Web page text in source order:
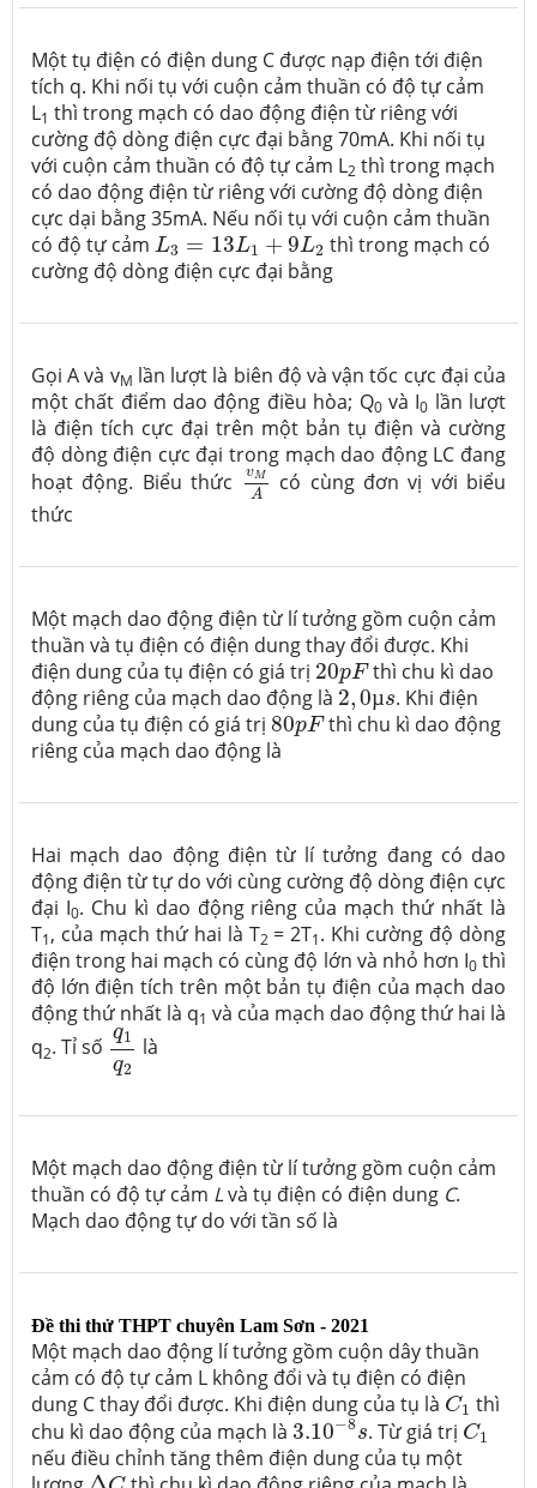
Một tụ điện có điện dung C được nạp điện tới điện
tích q. Khi nối tụ với cuộn cảm thuần có độ tự cảm
L1 thì trong mạch có dao động điện từ riêng với
cường độ dòng điện cực đại bằng 70mA. Khi nối tụ
với cuộn cảm thuần có độ tự cảm L2 thì trong mạch
có dao động điện từ riêng với cường độ dòng điện
cực dại bằng 35mA. Nếu nối tụ với cuộn cảm thuần
có độ tự cảm L3 = 13L1 + 9L2
L3=13L1+9L2
thì trong mạch có
cường độ dòng điện cực đại bằng
Gọi A và vM lần lượt là biên độ và vận tốc cực đại của
một chất điểm dao động điều hòa; Q0và I0 lần lượt
là điện tích cực đại trên một bản tụ điện và cường
độ dòng điện cực đại trong mạch dao động LC đang
hoạt động. Biểu thức
vM
A
vMAcó cùng đơn vị với biểu
thức
Một mạch dao động điện từ lí tưởng gồm cuộn cảm
thuần và tụ điện có điện dung thay đổi được. Khi
điện dung của tụ điện có giá trị 20pF
20pFthì chu kì dao
động riêng của mạch dao động là 2,0µs
2,0µs. Khi điện
dung của tụ điện có giá trị 80pF
80pFthì chu kì dao động
riêng của mạch dao động là
Hai mạch dao động điện từ lí tưởng đang có dao
động điện từ tự do với cùng cường độ dòng điện cực
đại I0. Chu kì dao động riêng của mạch thứ nhất là
T1, của mạch thứ hai là T2 = 2T1. Khi cường độ dòng
điện trong hai mạch có cùng độ lớn và nhỏ hơn I0thì
độ lớn điện tích trên một bản tụ điện của mạch dao
động thứ nhất là q1 và của mạch dao động thứ hai là
q2. Tỉ số
q1
q2
q1q2
là
Một mạch dao động điện từ lí tưởng gồm cuộn cảm
thuần có độ tự cảm Lvà tụ điện có điện dung C.
Mạch dao động tự do với tần số là
Đề thi thử THPT chuyên Lam Sơn - 2021
Một mạch dao động lí tưởng gồm cuộn dây thuần
cảm có độ tự cảm L không đổi và tụ điện có điện
dung C thay đổi được. Khi điện dung của tụ là C1
C1 thì
chu kì dao động của mạch là 3.10−8s
3.10−8s. Từ giá trị C1
C1
nếu điều chỉnh tăng thêm điện dung của tụ một
ΔC